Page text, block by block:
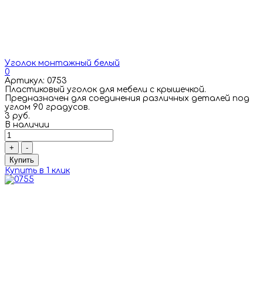
Уголок монтажный белый
0
Артикул: 0753
Пластиковый уголок для мебели с крышечкой.
Предназначен для соединения различных деталей под
углом 90 градусов.
3 руб.
В наличии
+
-
Купить
Купить в 1 клик